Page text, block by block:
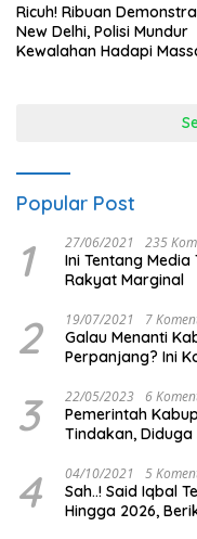
Ricuh! Ribuan
New Delhi, Polisi Mundur
Kewalahan Hadapi
Popular Post
1 27/06/2021 235
Ini Tentang
Rakyat Marginal
2 19/07/2021 7
Galau Menanti
Perpanjang? Ini
3 22/05/2023 6
Pemerintah
Tindakan,
4 04/10/2021 5
Sah..! Said Iqbal
Hingga 2026,